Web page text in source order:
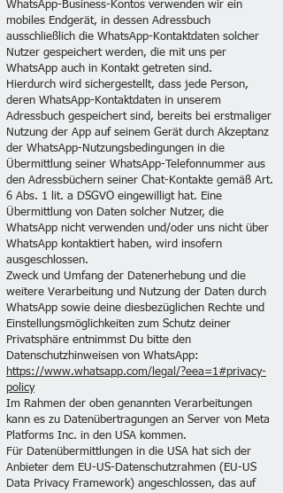
WhatsApp-Business-Kontos verwenden wir ein
mobiles Endgerät, in dessen Adressbuch
ausschließlich die WhatsApp-Kontaktdaten solcher
Nutzer gespeichert werden, die mit uns per
WhatsApp auch in Kontakt getreten sind.
Hierdurch wird sichergestellt, dass jede Person,
deren WhatsApp-Kontaktdaten in unserem
Adressbuch gespeichert sind, bereits bei erstmaliger
Nutzung der App auf seinem Gerät durch Akzeptanz
der WhatsApp-Nutzungsbedingungen in die
Übermittlung seiner WhatsApp-Telefonnummer aus
den Adressbüchern seiner Chat-Kontakte gemäß Art.
6 Abs. 1 lit. a DSGVO eingewilligt hat. Eine
Übermittlung von Daten solcher Nutzer, die
WhatsApp nicht verwenden und/oder uns nicht über
WhatsApp kontaktiert haben, wird insofern
ausgeschlossen.
Zweck und Umfang der Datenerhebung und die
weitere Verarbeitung und Nutzung der Daten durch
WhatsApp sowie deine diesbezüglichen Rechte und
Einstellungsmöglichkeiten zum Schutz deiner
Privatsphäre entnimmst Du bitte den
Datenschutzhinweisen von WhatsApp:
https://www.whatsapp.com/legal/?eea=1#privacy-
policy
Im Rahmen der oben genannten Verarbeitungen
kann es zu Datenübertragungen an Server von Meta
Platforms Inc. in den USA kommen.
Für Datenübermittlungen in die USA hat sich der
Anbieter dem EU-US-Datenschutzrahmen (EU-US
Data Privacy Framework) angeschlossen, das auf